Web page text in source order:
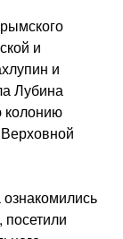
и
и
Лубина
колонию